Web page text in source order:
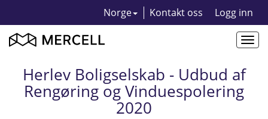
Norge Kontakt oss Logg inn
Herlev Boligselskab - Udbud af
Rengøring og Vinduespolering
2020